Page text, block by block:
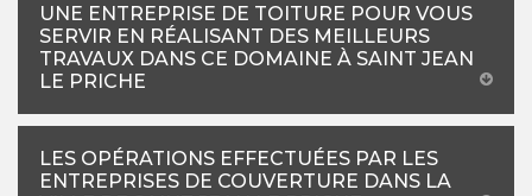
UNE ENTREPRISE DE TOITURE POUR VOUS
SERVIR EN RÉALISANT DES MEILLEURS
TRAVAUX DANS CE DOMAINE À SAINT JEAN
LE PRICHE
LES OPÉRATIONS EFFECTUÉES PAR LES
ENTREPRISES DE COUVERTURE DANS LA